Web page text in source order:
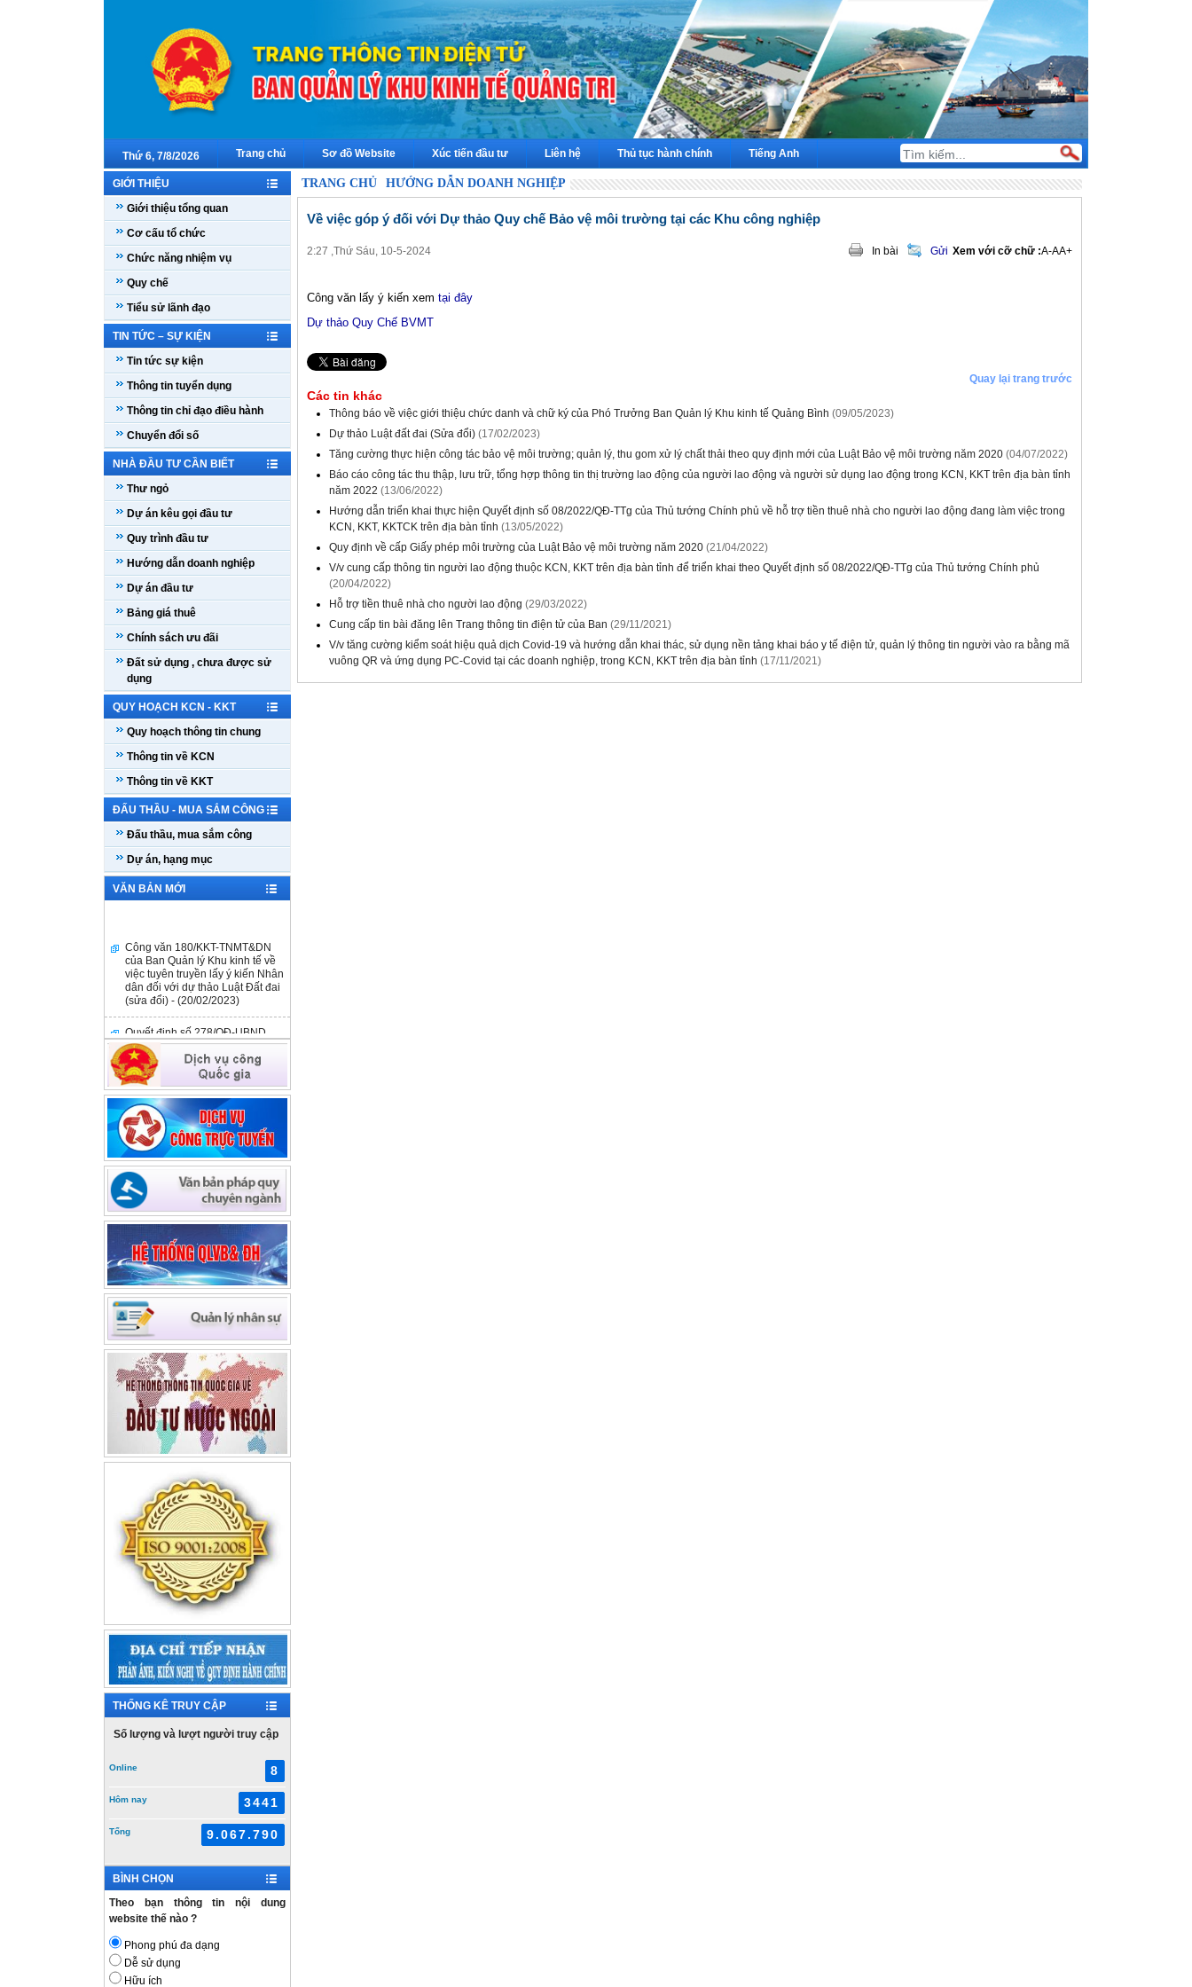
Thứ 6, 7/8/2026 Trang chủ Sơ đồ Website Xúc tiến đầu tư Liên hệ Thủ tục hành chính Tiếng Anh
GIỚI THIỆU
Giới thiệu tổng quan
Cơ cấu tổ chức
Chức năng nhiệm vụ
Quy chế
Tiểu sử lãnh đạo
TIN TỨC – SỰ KIỆN
Tin tức sự kiện
Thông tin tuyển dụng
Thông tin chỉ đạo điều hành
Chuyển đổi số
NHÀ ĐẦU TƯ CẦN BIẾT
Thư ngỏ
Dự án kêu gọi đầu tư
Quy trình đầu tư
Hướng dẫn doanh nghiệp
Dự án đầu tư
Bảng giá thuê
Chính sách ưu đãi
Đất sử dụng , chưa được sử
dụng
QUY HOẠCH KCN - KKT
Quy hoạch thông tin chung
Thông tin về KCN
Thông tin về KKT
ĐẤU THẦU - MUA SẮM CÔNG
Đấu thầu, mua sắm công
Dự án, hạng mục
VĂN BẢN MỚI
Công văn 180/KKT-TNMT&DN
của Ban Quản lý Khu kinh tế về
việc tuyên truyền lấy ý kiến Nhân
dân đối với dự thảo Luật Đất đai
(sửa đổi) - (20/02/2023)
Quyết định số 278/QĐ-UBND
ngày 14/02/2023 - (14/02/2023)
Công văn số 98/KKT-TNMT&DN
ngày 03/02/2023 - (03/02/2023)
Quyết định số 3451/QĐ-UBND
ngày 09/12/2022 - (09/12/2022)
Công văn số 180/QDNNVV-NVCV
ngày 27/9/2022 V/v thông tin hỗ
trợ tài chính đối với DNNVV của
Quỹ Phát triển DNNVV -
(27/09/2022)
THỐNG KÊ TRUY CẬP
Số lượng và lượt người truy cập
Online 8
Hôm nay 3441
Tổng 9.067.790
BÌNH CHỌN
Theo bạn thông tin nội dung
website thế nào ?
Phong phú đa dạng
Dễ sử dụng
Hữu ích
TRANG CHỦ HƯỚNG DẪN DOANH NGHIỆP
Về việc góp ý đối với Dự thảo Quy chế Bảo vệ môi trường tại các Khu công nghiệp
2:27 ,Thứ Sáu, 10-5-2024 In bài Gửi Xem với cỡ chữ :A-AA+
Công văn lấy ý kiến xem tại đây
Dự thảo Quy Chế BVMT
Quay lại trang trước
Các tin khác
Thông báo về việc giới thiệu chức danh và chữ ký của Phó Trưởng Ban Quản lý Khu kinh tế Quảng Bình (09/05/2023)
Dự thảo Luật đất đai (Sửa đổi) (17/02/2023)
Tăng cường thực hiện công tác bảo vệ môi trường; quản lý, thu gom xử lý chất thải theo quy định mới của Luật Bảo vệ môi trường năm 2020 (04/07/2022)
Báo cáo công tác thu thập, lưu trữ, tổng hợp thông tin thị trường lao động của người lao động và người sử dụng lao động trong KCN, KKT trên địa bàn tỉnh
năm 2022 (13/06/2022)
Hướng dẫn triển khai thực hiện Quyết định số 08/2022/QĐ-TTg của Thủ tướng Chính phủ về hỗ trợ tiền thuê nhà cho người lao động đang làm việc trong
KCN, KKT, KKTCK trên địa bàn tỉnh (13/05/2022)
Quy định về cấp Giấy phép môi trường của Luật Bảo vệ môi trường năm 2020 (21/04/2022)
V/v cung cấp thông tin người lao động thuộc KCN, KKT trên địa bàn tỉnh để triển khai theo Quyết định số 08/2022/QĐ-TTg của Thủ tướng Chính phủ
(20/04/2022)
Hỗ trợ tiền thuê nhà cho người lao động (29/03/2022)
Cung cấp tin bài đăng lên Trang thông tin điện tử của Ban (29/11/2021)
V/v tăng cường kiểm soát hiệu quả dịch Covid-19 và hướng dẫn khai thác, sử dụng nền tảng khai báo y tế điện tử, quản lý thông tin người vào ra bằng mã
vuông QR và ứng dụng PC-Covid tại các doanh nghiệp, trong KCN, KKT trên địa bàn tỉnh (17/11/2021)